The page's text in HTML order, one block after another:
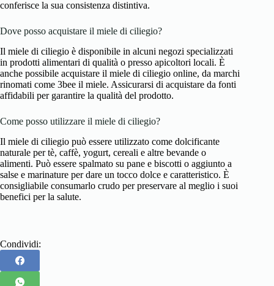
conferisce la sua consistenza distintiva.
Dove posso acquistare il miele di ciliegio?
Il miele di ciliegio è disponibile in alcuni negozi specializzati
in prodotti alimentari di qualità o presso apicoltori locali. È
anche possibile acquistare il miele di ciliegio online, da marchi
rinomati come 3bee il miele. Assicurarsi di acquistare da fonti
affidabili per garantire la qualità del prodotto.
Come posso utilizzare il miele di ciliegio?
Il miele di ciliegio può essere utilizzato come dolcificante
naturale per tè, caffè, yogurt, cereali e altre bevande o
alimenti. Può essere spalmato su pane e biscotti o aggiunto a
salse e marinature per dare un tocco dolce e caratteristico. È
consigliabile consumarlo crudo per preservare al meglio i suoi
benefici per la salute.
Condividi: